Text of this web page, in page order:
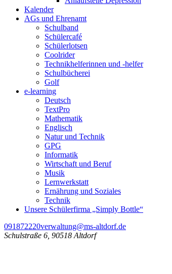
Kalender
AGs und Ehrenamt
Schulband
Schülercafé
Schülerlotsen
Coolrider
Technikhelferinnen und -helfer
Schulbücherei
Golf
e-learning
Deutsch
TextPro
Mathematik
Englisch
Natur und Technik
GPG
Informatik
Wirtschaft und Beruf
Musik
Lernwerkstatt
Ernährung und Soziales
Technik
Unsere Schülerfirma „Simply Bottle“
091872220verwaltung@ms-altdorf.de
Schulstraße 6, 90518 Altdorf